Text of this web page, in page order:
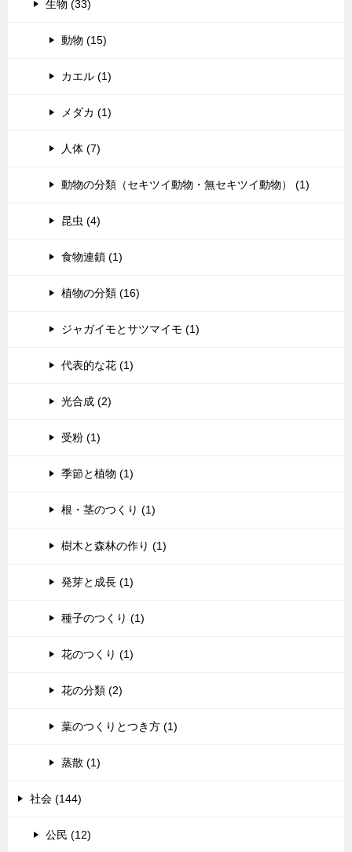
生物 (33)
動物 (15)
カエル (1)
メダカ (1)
人体 (7)
動物の分類（セキツイ動物・無セキツイ動物） (1)
昆虫 (4)
食物連鎖 (1)
植物の分類 (16)
ジャガイモとサツマイモ (1)
代表的な花 (1)
光合成 (2)
受粉 (1)
季節と植物 (1)
根・茎のつくり (1)
樹木と森林の作り (1)
発芽と成長 (1)
種子のつくり (1)
花のつくり (1)
花の分類 (2)
葉のつくりとつき方 (1)
蒸散 (1)
社会 (144)
公民 (12)